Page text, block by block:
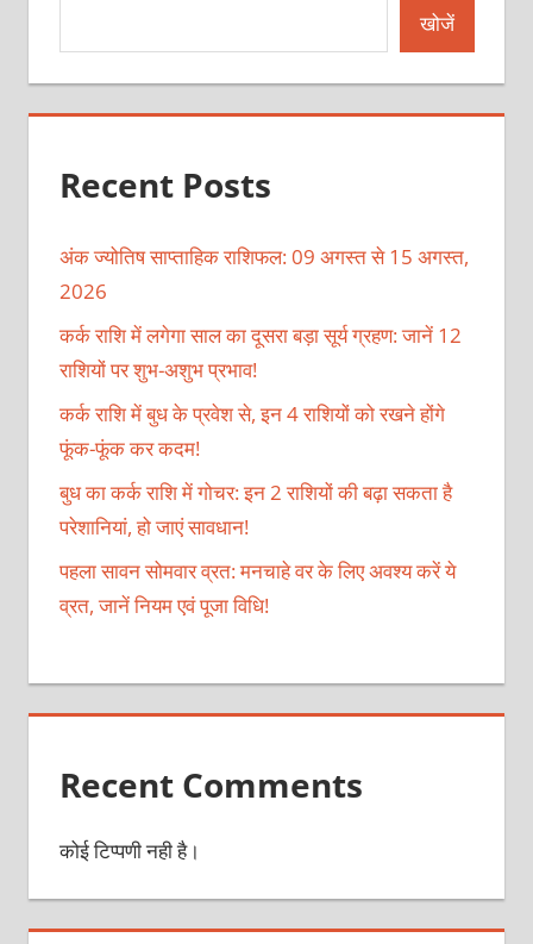
खोजें
Recent Posts
अंक ज्योतिष साप्ताहिक राशिफल: 09 अगस्त से 15 अगस्त,
2026
कर्क राशि में लगेगा साल का दूसरा बड़ा सूर्य ग्रहण: जानें 12
राशियों पर शुभ-अशुभ प्रभाव!
कर्क राशि में बुध के प्रवेश से, इन 4 राशियों को रखने होंगे
फूंक-फूंक कर कदम!
बुध का कर्क राशि में गोचर: इन 2 राशियों की बढ़ा सकता है
परेशानियां, हो जाएं सावधान!
पहला सावन सोमवार व्रत: मनचाहे वर के लिए अवश्य करें ये
व्रत, जानें नियम एवं पूजा विधि!
Recent Comments
कोई टिप्पणी नही है।